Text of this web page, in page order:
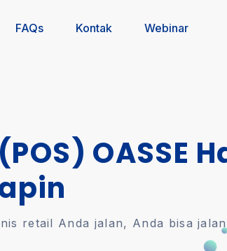
FAQs Kontak Webinar
OASSE
retail Anda jalan, Anda bisa